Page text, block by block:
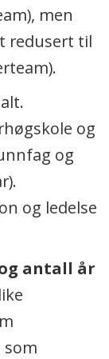
men
redusert til
og
og
og ledelse
antall år
som